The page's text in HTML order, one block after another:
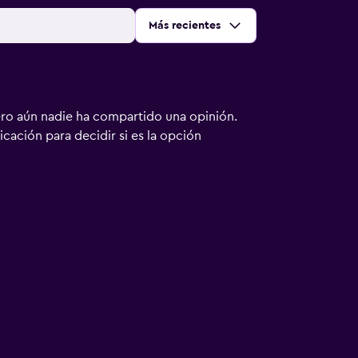
Ordenar por:
Más recientes
aún nadie ha compartido una opinión.
para decidir si es la opción